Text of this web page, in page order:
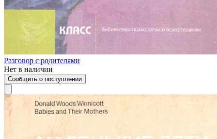
Разговор с родителями
Нет в наличии
Сообщить о поступлении